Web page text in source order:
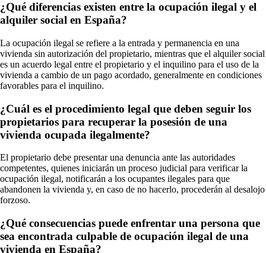
¿Qué diferencias existen entre la ocupación ilegal y el
alquiler social en España?
La ocupación ilegal se refiere a la entrada y permanencia en una
vivienda sin autorización del propietario, mientras que el alquiler social
es un acuerdo legal entre el propietario y el inquilino para el uso de la
vivienda a cambio de un pago acordado, generalmente en condiciones
favorables para el inquilino.
¿Cuál es el procedimiento legal que deben seguir los
propietarios para recuperar la posesión de una
vivienda ocupada ilegalmente?
El propietario debe presentar una denuncia ante las autoridades
competentes, quienes iniciarán un proceso judicial para verificar la
ocupación ilegal, notificarán a los ocupantes ilegales para que
abandonen la vivienda y, en caso de no hacerlo, procederán al desalojo
forzoso.
¿Qué consecuencias puede enfrentar una persona que
sea encontrada culpable de ocupación ilegal de una
vivienda en España?